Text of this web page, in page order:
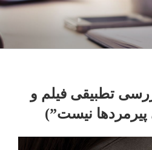
تطبیقی فیلم و
نیست”)